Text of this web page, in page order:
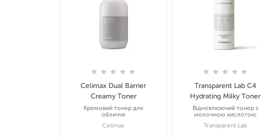
Celimax Dual Barrier
Creamy Toner
Кремовий тонер для
обличчя
Celimax
Transparent Lab C4
Hydrating Milky Toner
Відновлюючий тонер з
молочною кислотою
Transparent Lab